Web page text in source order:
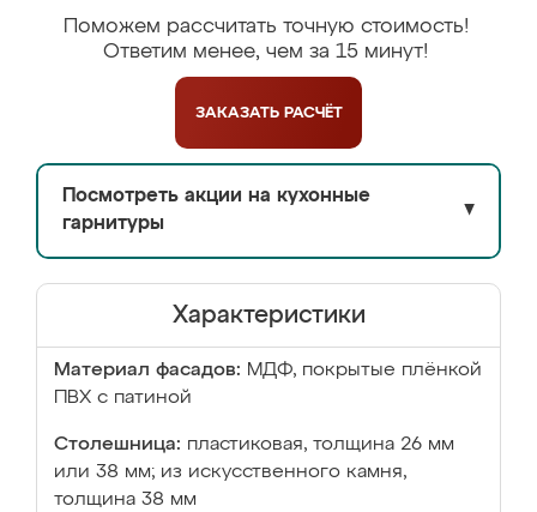
Поможем рассчитать точную стоимость!
Ответим менее, чем за 15 минут!
ЗАКАЗАТЬ РАСЧЁТ
Посмотреть акции на кухонные
гарнитуры
▼
Характеристики
Материал фасадов: МДФ, покрытые плёнкой
ПВХ с патиной
Столешница: пластиковая, толщина 26 мм
или 38 мм; из искусственного камня,
толщина 38 мм